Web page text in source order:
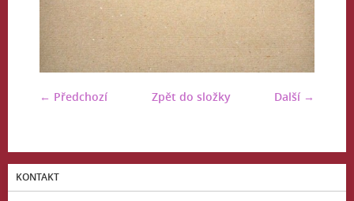
← Předchozí Další →
Zpět do složky
KONTAKT